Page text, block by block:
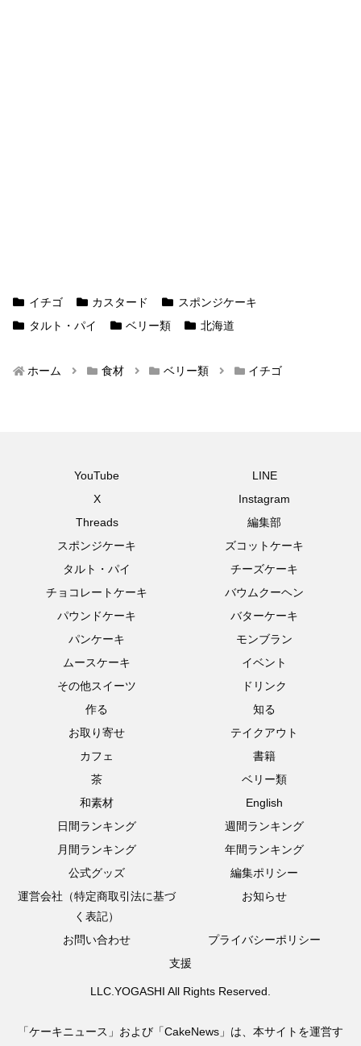
イチゴ カスタード
スポンジケーキ
タルト・パイ
ベリー類 北海道
ホーム 食材 ベリー類 イチゴ
YouTube
LINE
X
Instagram
Threads
編集部
スポンジケーキ
ズコットケーキ
タルト・パイ
チーズケーキ
チョコレートケーキ
バウムクーヘン
パウンドケーキ
バターケーキ
パンケーキ
モンブラン
ムースケーキ
イベント
その他スイーツ
ドリンク
作る
知る
お取り寄せ
テイクアウト
カフェ
書籍
茶
ベリー類
和素材
English
日間ランキング
週間ランキング
月間ランキング
年間ランキング
公式グッズ
編集ポリシー
運営会社（特定商取引法に基づ
く表記）
お知らせ
お問い合わせ
プライバシーポリシー
支援
LLC.YOGASHI All Rights Reserved.
「ケーキニュース」および「CakeNews」は、本サイトを運営す